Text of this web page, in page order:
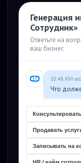
Генерация
Сотрудник»
Ответьте на
ваш бизнес
10:48 ИИ-
Что
Продавать
Записывать на